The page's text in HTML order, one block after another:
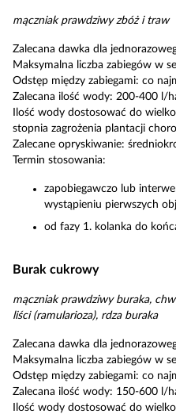
mączniak prawdziwy zbóż i traw
Zalecana dawka dla
Maksymalna liczba zabiegów w
Odstęp między zabiegami: co
Zalecana ilość wody: 200-400 l/
Ilość wody dostosować do
stopnia zagrożenia plantacji
Zalecane opryskiwanie:
Termin stosowania:
zapobiegawczo lub
wystąpieniu pierwszych
od fazy 1. kolanka do
Burak cukrowy
mączniak prawdziwy buraka,
liści (ramularioza), rdza buraka
Zalecana dawka dla
Maksymalna liczba zabiegów w
Odstęp między zabiegami: co
Zalecana ilość wody: 150-600 l/
Ilość wody dostosować do